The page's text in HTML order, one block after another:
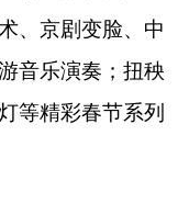
、京剧变脸、中
音乐演奏；扭秧
等精彩春节系列